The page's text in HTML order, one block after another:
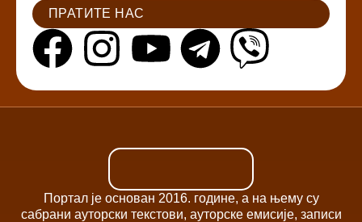
ПРАТИТЕ НАС
Портал је основан 2016. године, а на њему су
сабрани ауторски текстови, ауторске емисије, записи